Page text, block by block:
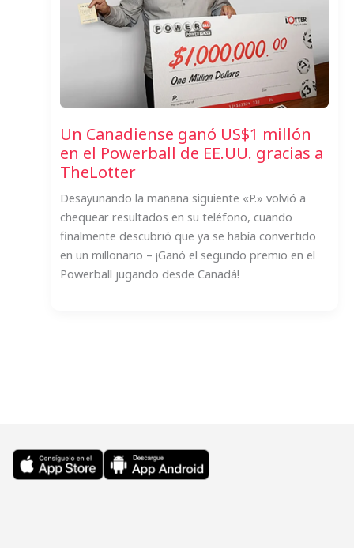
Un Canadiense ganó US$1 millón
en el Powerball de EE.UU. gracias a
TheLotter
Desayunando la mañana siguiente «P.» volvió a
chequear resultados en su teléfono, cuando
finalmente descubrió que ya se había convertido
en un millonario – ¡Ganó el segundo premio en el
Powerball jugando desde Canadá!